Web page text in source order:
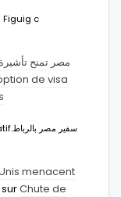
Figuig c
مصر تمنح
de visa
menacent
surChute de